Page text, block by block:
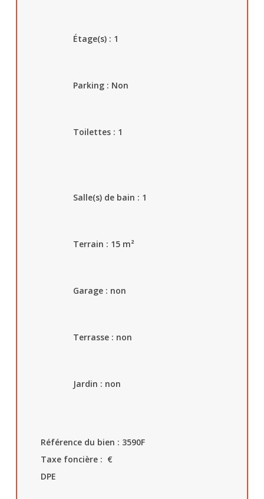
Étage(s) : 1
Parking : Non
Toilettes : 1
Salle(s) de bain : 1
Terrain : 15 m²
Garage : non
Terrasse : non
Jardin : non
Référence du bien : 3590F
Taxe foncière : €
DPE